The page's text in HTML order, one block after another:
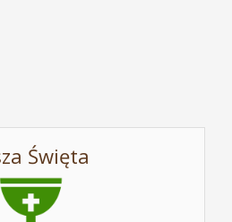
Święta